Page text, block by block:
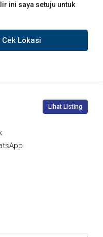
ini saya setuju untuk
Lokasi
Lihat Listing